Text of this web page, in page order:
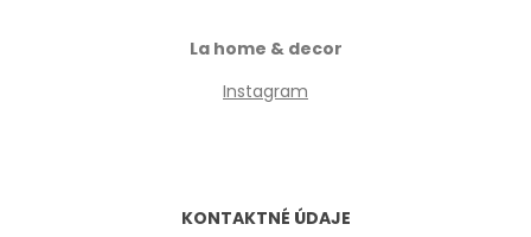
La home & decor
Instagram
KONTAKTNÉ ÚDAJE